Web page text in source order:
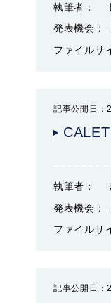
執筆者：
発表機会：
ファイルサ
記事公開日：
執筆者：
発表機会：
ファイルサ
記事公開日：